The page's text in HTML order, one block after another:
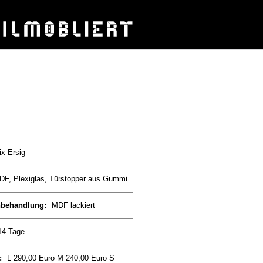
Ersig
Plexiglas, Türstopper aus Gummi
MDF lackiert
Tage
L 290,00 Euro M 240,00 Euro S